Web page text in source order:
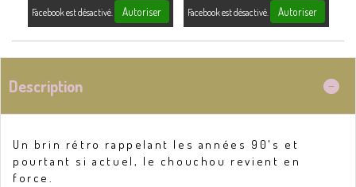
Facebook est désactivé. Autoriser Facebook est désactivé. Autoriser
Description
Un brin rétro rappelant les années 90's et
pourtant si actuel, le chouchou revient en
force.